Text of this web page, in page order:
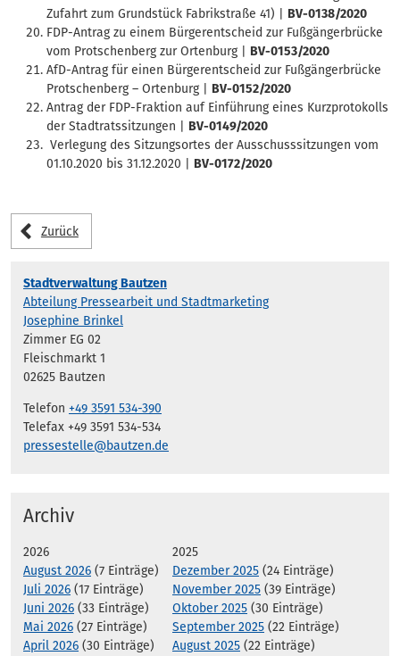
Zufahrt zum Grundstück Fabrikstraße 41) | BV-0138/2020
FDP-Antrag zu einem Bürgerentscheid zur Fußgängerbrücke
vom Protschenberg zur Ortenburg | BV-0153/2020
AfD-Antrag für einen Bürgerentscheid zur Fußgängerbrücke
Protschenberg – Ortenburg | BV-0152/2020
Antrag der FDP-Fraktion auf Einführung eines Kurzprotokolls
der Stadtratssitzungen | BV-0149/2020
Verlegung des Sitzungsortes der Ausschusssitzungen vom
01.10.2020 bis 31.12.2020 | BV-0172/2020
Zurück
Stadtverwaltung Bautzen
Abteilung Pressearbeit und Stadtmarketing
Josephine Brinkel
Zimmer EG 02
Fleischmarkt 1
02625 Bautzen
Telefon +49 3591 534-390
Telefax +49 3591 534-534
pressestelle@bautzen.de
Archiv
2026
August 2026 (7 Einträge)
Juli 2026 (17 Einträge)
Juni 2026 (33 Einträge)
Mai 2026 (27 Einträge)
April 2026 (30 Einträge)
2025
Dezember 2025 (24 Einträge)
November 2025 (39 Einträge)
Oktober 2025 (30 Einträge)
September 2025 (22 Einträge)
August 2025 (22 Einträge)